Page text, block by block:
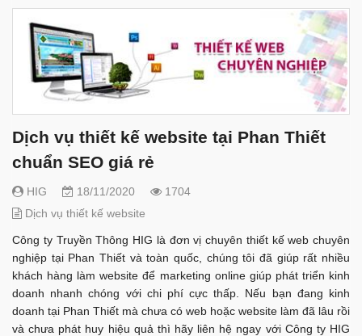
Dịch vụ thiết kế website tại Phan Thiết
chuẩn SEO giá rẻ
HIG 18/11/2020
1704
Dịch vụ thiết kế website
Công ty Truyền Thông HIG là đơn vị chuyên thiết kế web chuyên
nghiệp tại Phan Thiết và toàn quốc, chúng tôi đã giúp rất nhiều
khách hàng làm website để marketing online giúp phát triển kinh
doanh nhanh chóng với chi phí cực thấp. Nếu bạn đang kinh
doanh tại Phan Thiết mà chưa có web hoặc website làm đã lâu rồi
và chưa phát huy hiệu quả thì hãy liên hệ ngay với Công ty HIG